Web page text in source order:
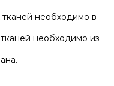
тканей необходимо в
необходимо из